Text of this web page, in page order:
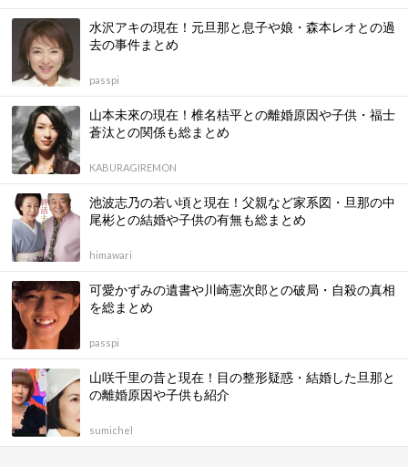
水沢アキの現在！元旦那と息子や娘・森本レオとの過
去の事件まとめ
passpi
山本未來の現在！椎名桔平との離婚原因や子供・福士
蒼汰との関係も総まとめ
KABURAGIREMON
池波志乃の若い頃と現在！父親など家系図・旦那の中
尾彬との結婚や子供の有無も総まとめ
himawari
可愛かずみの遺書や川崎憲次郎との破局・自殺の真相
を総まとめ
passpi
山咲千里の昔と現在！目の整形疑惑・結婚した旦那と
の離婚原因や子供も紹介
sumichel